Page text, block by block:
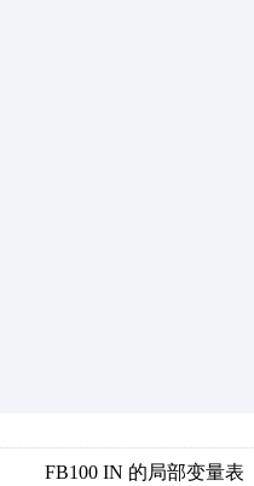
FB100 IN 的局部变量表